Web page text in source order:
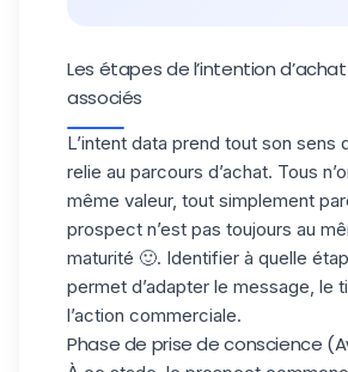
Les étapes de l’intention
associés
L’intent data prend tout son sens
relie au parcours d’achat. Tous
même valeur, tout simplement
prospect n’est pas toujours au
maturité 🙂. Identifier à quelle
permet d’adapter le message, le
l’action commerciale.
Phase de prise de conscience